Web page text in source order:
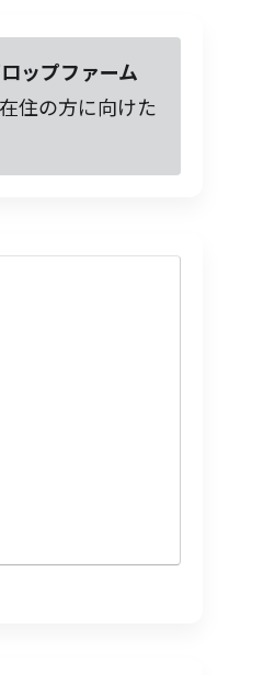
ップファーム
住の方に向けた